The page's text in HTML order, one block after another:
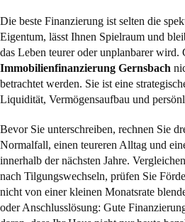
Die beste Finanzierung ist selten die
Eigentum, lässt Ihnen Spielraum und
das Leben teurer oder unplanbarer wird.
Immobilienfinanzierung Gernsbach
betrachtet werden. Sie ist eine
Liquidität, Vermögensaufbau und
Bevor Sie unterschreiben, rechnen Sie
Normalfall, einen teureren Alltag und
innerhalb der nächsten Jahre.
nach Tilgungswechseln, prüfen Sie
nicht von einer kleinen Monatsrate
oder Anschlusslösung: Gute